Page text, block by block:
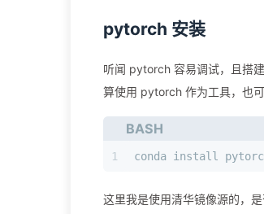
pytorch 安装
听闻 pytorch 容易调试，且搭
算使用 pytorch 作为工具，也
BASH
1 conda install
这里我是使用清华镜像源的，